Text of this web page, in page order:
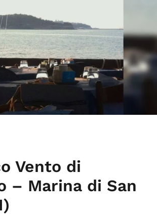
Vento di
– Marina di San